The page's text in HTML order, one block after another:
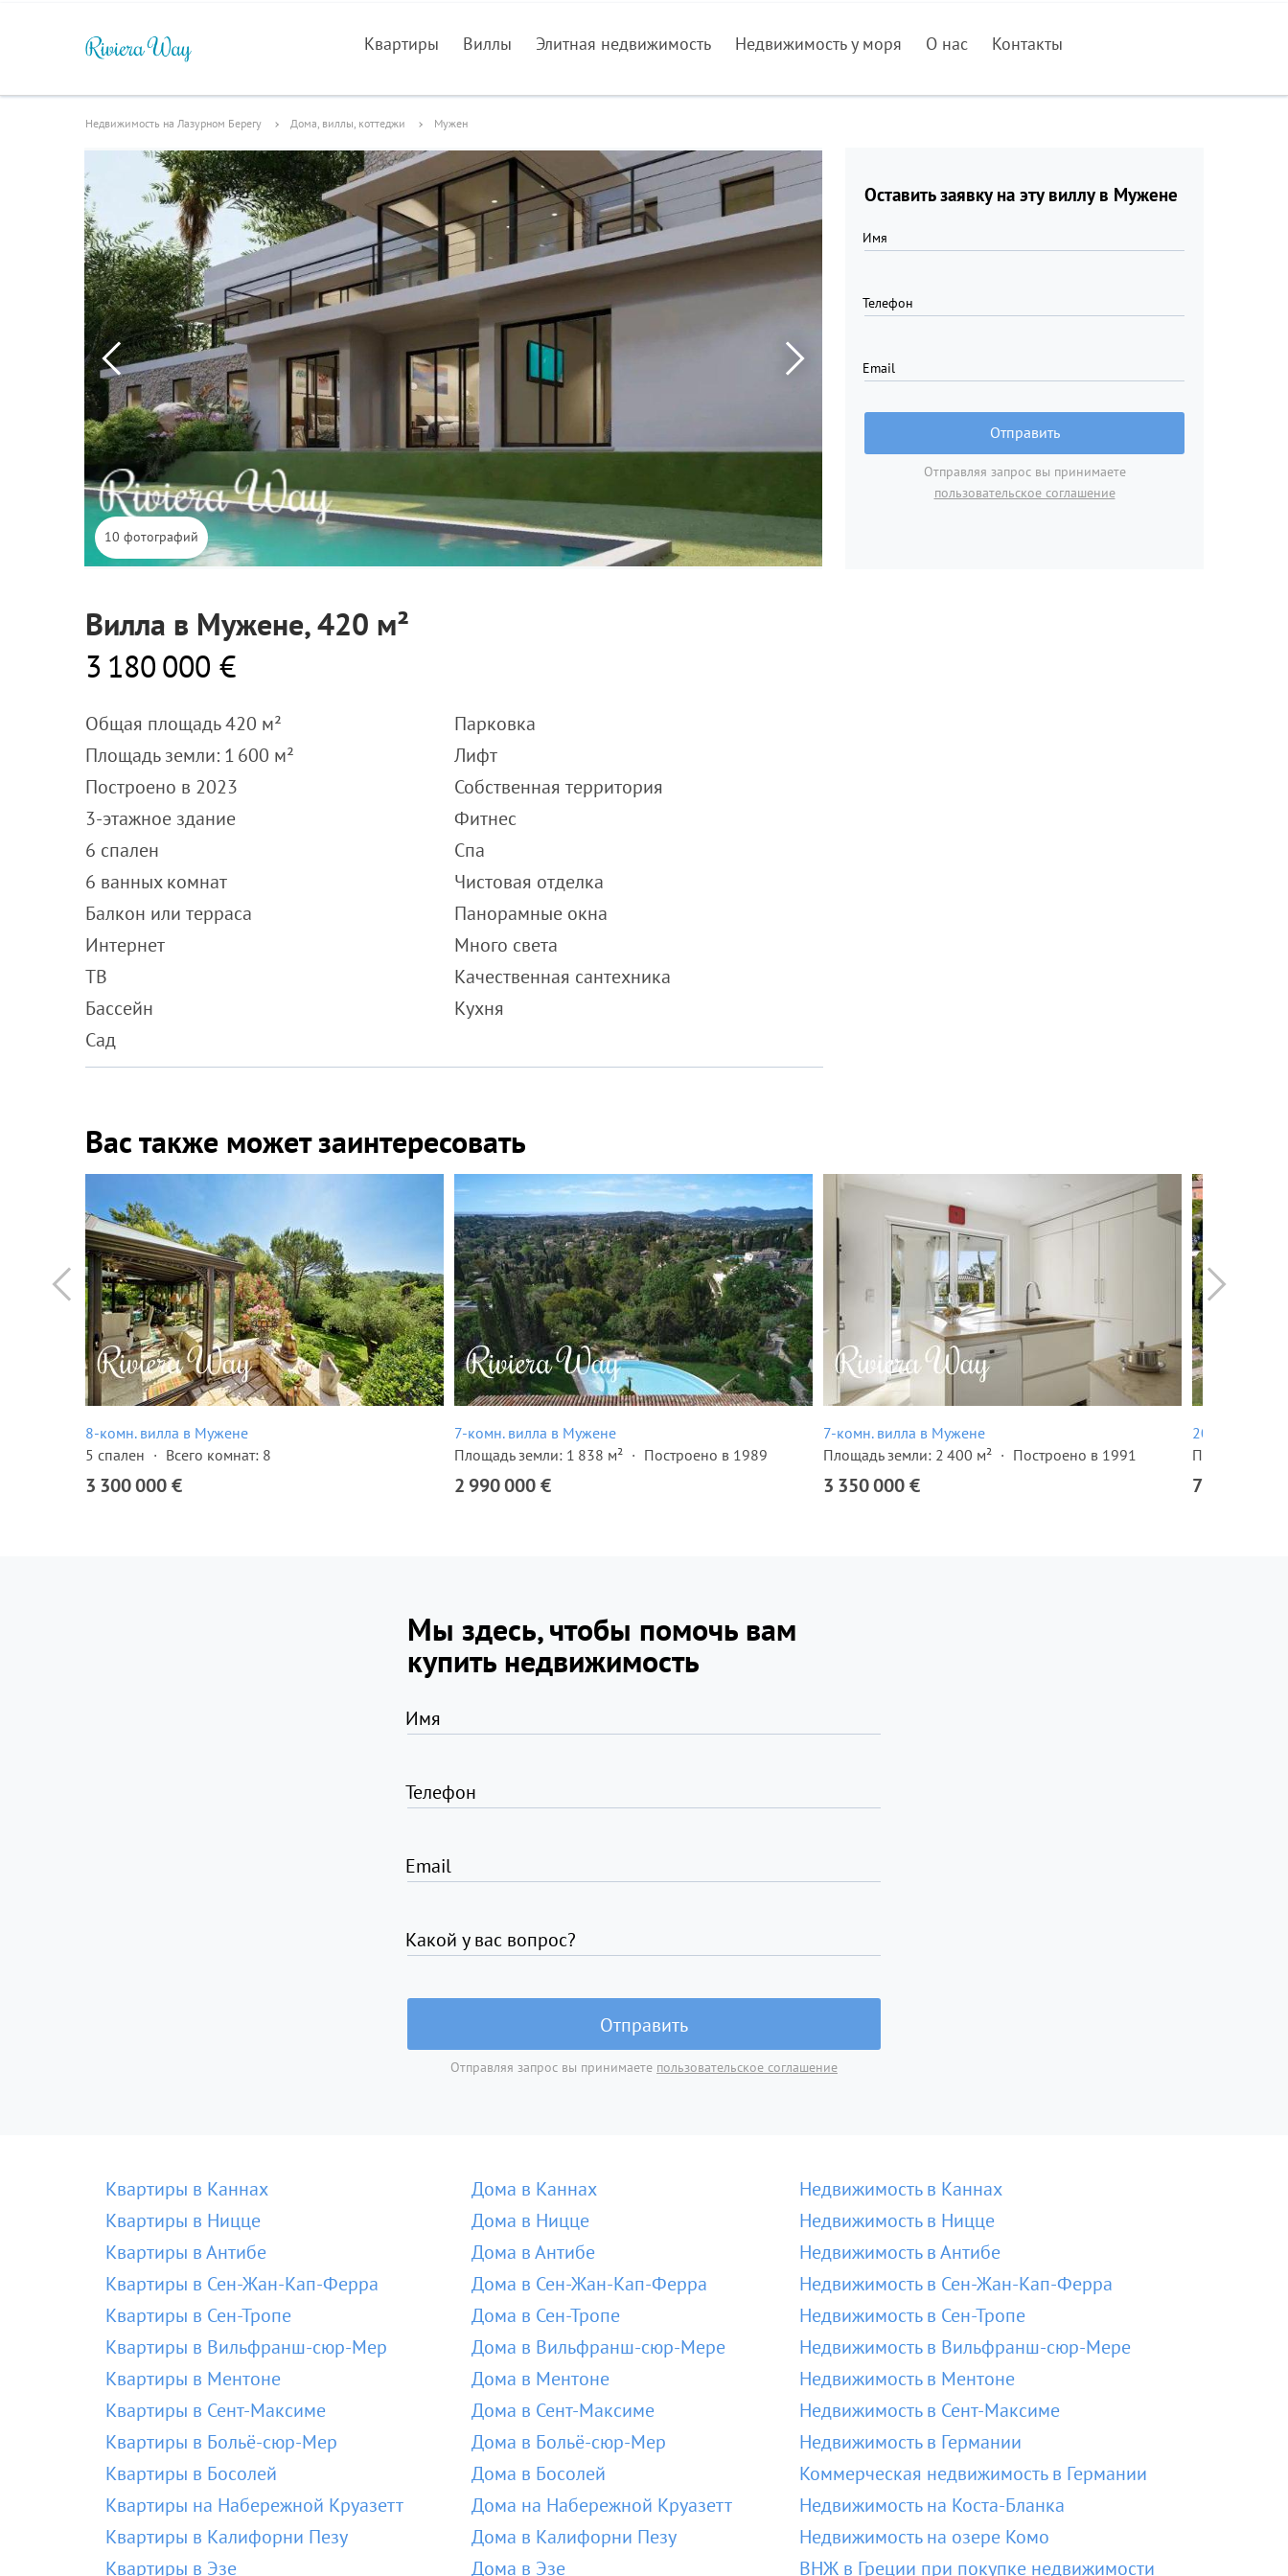
Квартиры Виллы Элитная недвижимость Недвижимость у моря О нас Контакты
Недвижимость на Лазурном Берегу Дома, виллы, коттеджи Мужен
Оставить заявку на эту виллу в Мужене
Имя
Телефон
Email
Отправить
Отправляя запрос вы принимаете
пользовательское соглашение
10 фотографий
Вилла в Мужене, 420 м²
3 180 000 €
Общая площадь 420 м²
Площадь земли: 1 600 м²
Построено в 2023
3-этажное здание
6 спален
6 ванных комнат
Балкон или терраса
Интернет
ТВ
Бассейн
Сад
Парковка
Лифт
Собственная территория
Фитнес
Спа
Чистовая отделка
Панорамные окна
Много света
Качественная сантехника
Кухня
Вас также может заинтересовать
8-комн. вилла в Мужене
5 спален
Всего комнат: 8
3 300 000 €
7-комн. вилла в Мужене
Площадь земли: 1 838 м²
Построено в 1989
2 990 000 €
7-комн. вилла в Мужене
Площадь земли: 2 400 м²
Построено в 1991
3 350 000 €
20-комн.
Площадь
7 500 000 €
Мы здесь, чтобы помочь вам
купить недвижимость
Имя
Телефон
Email
Какой у вас вопрос?
Отправить
Отправляя запрос вы принимаете пользовательское соглашение
Квартиры в Каннах
Квартиры в Ницце
Квартиры в Антибе
Квартиры в Сен-Жан-Кап-Ферра
Квартиры в Сен-Тропе
Квартиры в Вильфранш-сюр-Мер
Квартиры в Ментоне
Квартиры в Сент-Максиме
Квартиры в Больё-сюр-Мер
Квартиры в Босолей
Квартиры на Набережной Круазетт
Квартиры в Калифорни Пезу
Квартиры в Эзе
Дома в Каннах
Дома в Ницце
Дома в Антибе
Дома в Сен-Жан-Кап-Ферра
Дома в Сен-Тропе
Дома в Вильфранш-сюр-Мере
Дома в Ментоне
Дома в Сент-Максиме
Дома в Больё-сюр-Мер
Дома в Босолей
Дома на Набережной Круазетт
Дома в Калифорни Пезу
Дома в Эзе
Недвижимость в Каннах
Недвижимость в Ницце
Недвижимость в Антибе
Недвижимость в Сен-Жан-Кап-Ферра
Недвижимость в Сен-Тропе
Недвижимость в Вильфранш-сюр-Мере
Недвижимость в Ментоне
Недвижимость в Сент-Максиме
Недвижимость в Германии
Коммерческая недвижимость в Германии
Недвижимость на Коста-Бланка
Недвижимость на озере Комо
ВНЖ в Греции при покупке недвижимости